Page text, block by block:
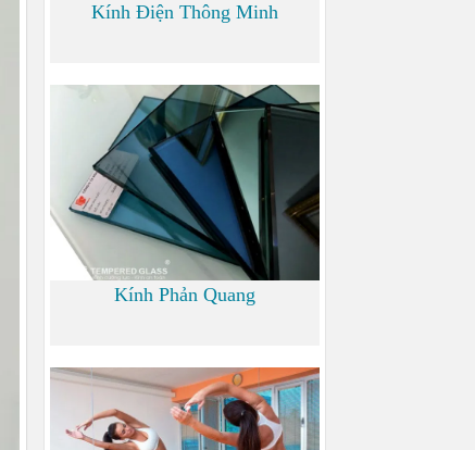
Kính Điện Thông Minh
Kính Phản Quang